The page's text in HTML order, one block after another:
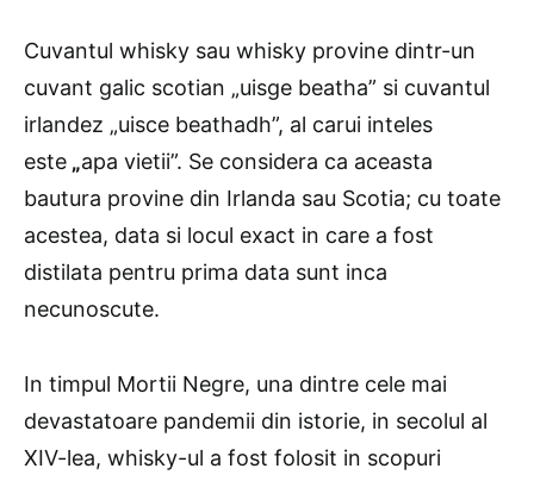
Cuvantul whisky sau whisky provine dintr-un
cuvant galic scotian „uisge beatha” si cuvantul
irlandez „uisce beathadh”, al carui inteles
este „apa vietii”. Se considera ca aceasta
bautura provine din Irlanda sau Scotia; cu toate
acestea, data si locul exact in care a fost
distilata pentru prima data sunt inca
necunoscute.
In timpul Mortii Negre, una dintre cele mai
devastatoare pandemii din istorie, in secolul al
XIV-lea, whisky-ul a fost folosit in scopuri